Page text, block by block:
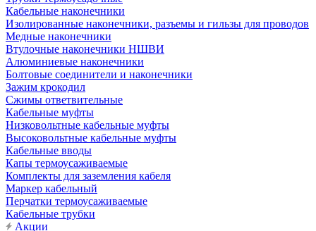
Кабельные наконечники
Изолированные наконечники, разъемы и гильзы для проводов
Медные наконечники
Втулочные наконечники НШВИ
Алюминиевые наконечники
Болтовые соединители и наконечники
Зажим крокодил
Сжимы ответвительные
Кабельные муфты
Низковольтные кабельные муфты
Высоковольтные кабельные муфты
Кабельные вводы
Капы термоусаживаемые
Комплекты для заземления кабеля
Маркер кабельный
Перчатки термоусаживаемые
Кабельные трубки
Акции